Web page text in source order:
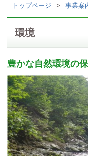
トップページ > 事業案
環境
豊かな自然環境の